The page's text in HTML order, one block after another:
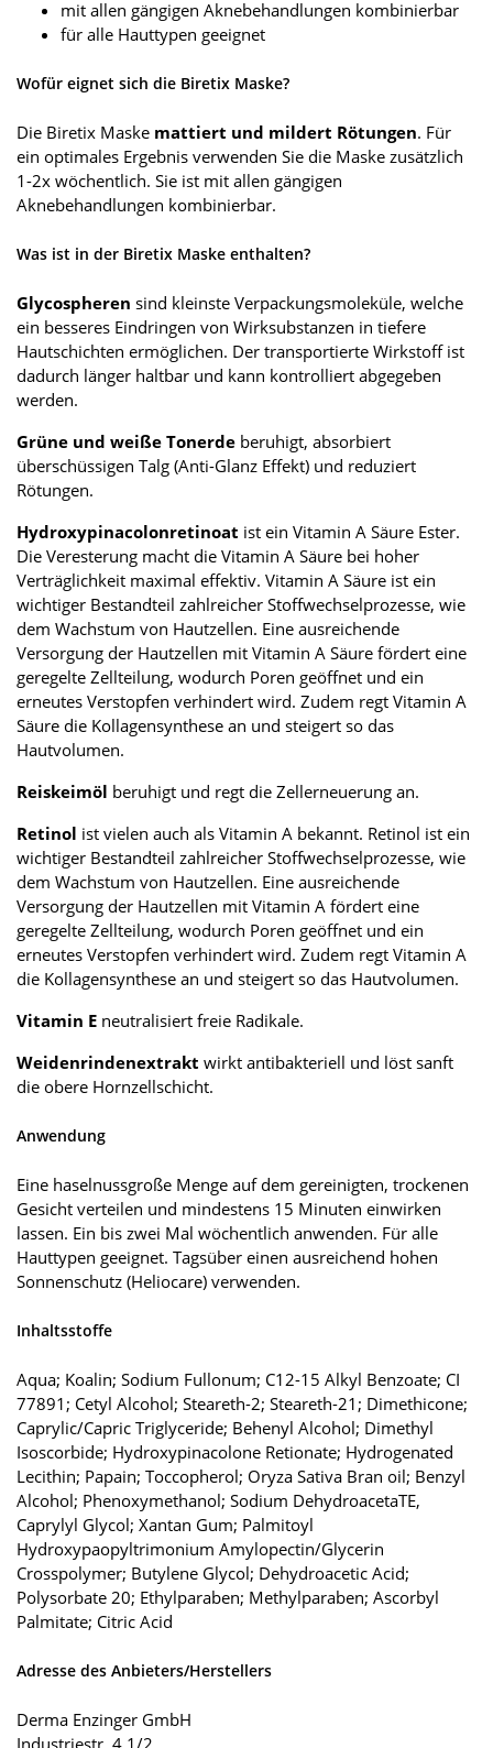
mit allen gängigen Aknebehandlungen kombinierbar
für alle Hauttypen geeignet
Wofür eignet sich die Biretix Maske?
Die Biretix Maske mattiert und mildert Rötungen. Für
ein optimales Ergebnis verwenden Sie die Maske zusätzlich
1-2x wöchentlich. Sie ist mit allen gängigen
Aknebehandlungen kombinierbar.
Was ist in der Biretix Maske enthalten?
Glycospheren sind kleinste Verpackungsmoleküle, welche
ein besseres Eindringen von Wirksubstanzen in tiefere
Hautschichten ermöglichen. Der transportierte Wirkstoff ist
dadurch länger haltbar und kann kontrolliert abgegeben
werden.
Grüne und weiße Tonerde beruhigt, absorbiert
überschüssigen Talg (Anti-Glanz Effekt) und reduziert
Rötungen.
Hydroxypinacolonretinoat ist ein Vitamin A Säure Ester.
Die Veresterung macht die Vitamin A Säure bei hoher
Verträglichkeit maximal effektiv. Vitamin A Säure ist ein
wichtiger Bestandteil zahlreicher Stoffwechselprozesse, wie
dem Wachstum von Hautzellen. Eine ausreichende
Versorgung der Hautzellen mit Vitamin A Säure fördert eine
geregelte Zellteilung, wodurch Poren geöffnet und ein
erneutes Verstopfen verhindert wird. Zudem regt Vitamin A
Säure die Kollagensynthese an und steigert so das
Hautvolumen.
Reiskeimöl beruhigt und regt die Zellerneuerung an.
Retinol ist vielen auch als Vitamin A bekannt. Retinol ist ein
wichtiger Bestandteil zahlreicher Stoffwechselprozesse, wie
dem Wachstum von Hautzellen. Eine ausreichende
Versorgung der Hautzellen mit Vitamin A fördert eine
geregelte Zellteilung, wodurch Poren geöffnet und ein
erneutes Verstopfen verhindert wird. Zudem regt Vitamin A
die Kollagensynthese an und steigert so das Hautvolumen.
Vitamin E neutralisiert freie Radikale.
Weidenrindenextrakt wirkt antibakteriell und löst sanft
die obere Hornzellschicht.
Anwendung
Eine haselnussgroße Menge auf dem gereinigten, trockenen
Gesicht verteilen und mindestens 15 Minuten einwirken
lassen. Ein bis zwei Mal wöchentlich anwenden. Für alle
Hauttypen geeignet. Tagsüber einen ausreichend hohen
Sonnenschutz (Heliocare) verwenden.
Inhaltsstoffe
Aqua; Koalin; Sodium Fullonum; C12-15 Alkyl Benzoate; CI
77891; Cetyl Alcohol; Steareth-2; Steareth-21; Dimethicone;
Caprylic/Capric Triglyceride; Behenyl Alcohol; Dimethyl
Isoscorbide; Hydroxypinacolone Retionate; Hydrogenated
Lecithin; Papain; Toccopherol; Oryza Sativa Bran oil; Benzyl
Alcohol; Phenoxymethanol; Sodium DehydroacetaTE,
Caprylyl Glycol; Xantan Gum; Palmitoyl
Hydroxypaopyltrimonium Amylopectin/Glycerin
Crosspolymer; Butylene Glycol; Dehydroacetic Acid;
Polysorbate 20; Ethylparaben; Methylparaben; Ascorbyl
Palmitate; Citric Acid
Adresse des Anbieters/Herstellers
Derma Enzinger GmbH